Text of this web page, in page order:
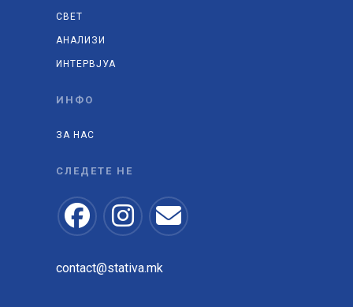
СВЕТ
АНАЛИЗИ
ИНТЕРВЈУА
ИНФО
ЗА НАС
СЛЕДЕТЕ НЕ
contact@stativa.mk